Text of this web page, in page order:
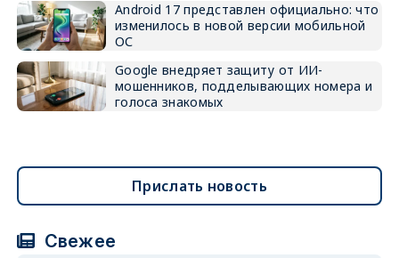
Android 17 представлен официально: что
изменилось в новой версии мобильной
ОС
Google внедряет защиту от ИИ-
мошенников, подделывающих номера и
голоса знакомых
Прислать новость
Свежее